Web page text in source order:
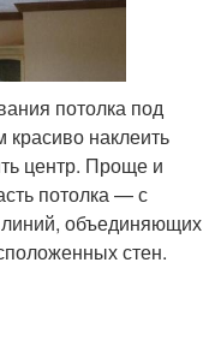
потолка под
наклеить
центр. Проще и
потолка — с
объединяющих
стен.